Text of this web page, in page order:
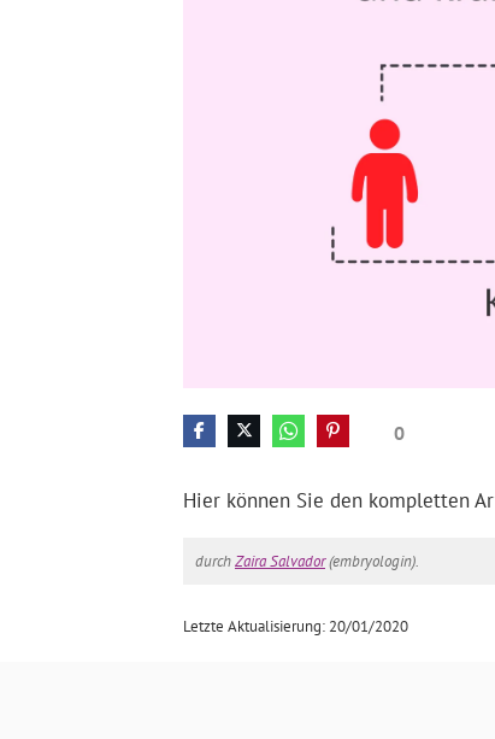
0
Hier können Sie den kompletten
durchZaira Salvador(embryologin).
Letzte Aktualisierung: 20/01/2020